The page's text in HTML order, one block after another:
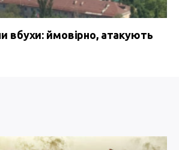
вбухи: ймовірно, атакують